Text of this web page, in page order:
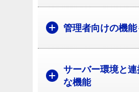
管理者向けの機
サーバー環境と連
な機能